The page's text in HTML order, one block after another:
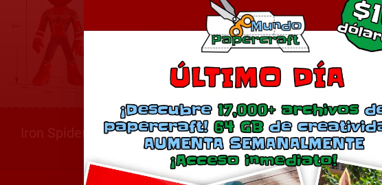
Iron Spider
Descargar
Diorama Spider Man
Descargar